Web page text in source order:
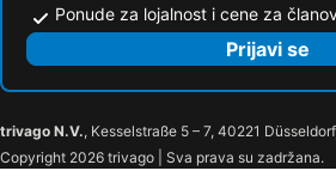
Ponude za lojalnost i cene za
Prijavi se
trivago N.V., Kesselstraße 5 – 7, 40221
Copyright 2026 trivago | Sva prava su zadržana.